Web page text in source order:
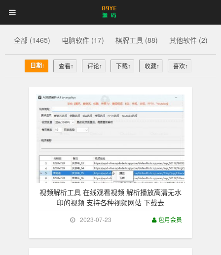
89YE
源
码
89YE 首页
商业源码 破解软件 视频教程 更多
登录 注册 登注不正常？
全部 (1465) 电脑软件 (17) 棋牌工具 (88) 其他软件 (2)
日期↑ 查看↑ 评论↑ 下载↑ 收藏↑ 喜欢↑
视频解析工具 在线观看视频 解析播放高清无水
印的视频 支持各种视频网站 下载去
2023-07-23 包月会员